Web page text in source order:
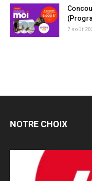
7 août
NOTRE CHOIX